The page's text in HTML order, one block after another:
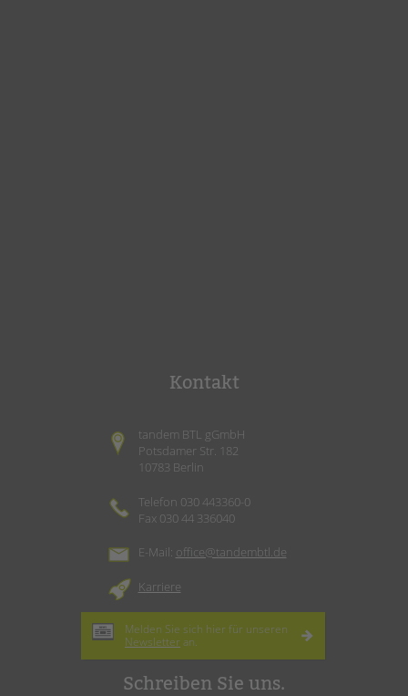
Kontakt
tandem BTL gGmbH
Potsdamer Str. 182
10783 Berlin
Telefon 030 443360-0
Fax 030 44 336040
E-Mail: office@tandembtl.de
Karriere
Melden Sie sich hier für unseren
Newsletter an.
Schreiben Sie uns.